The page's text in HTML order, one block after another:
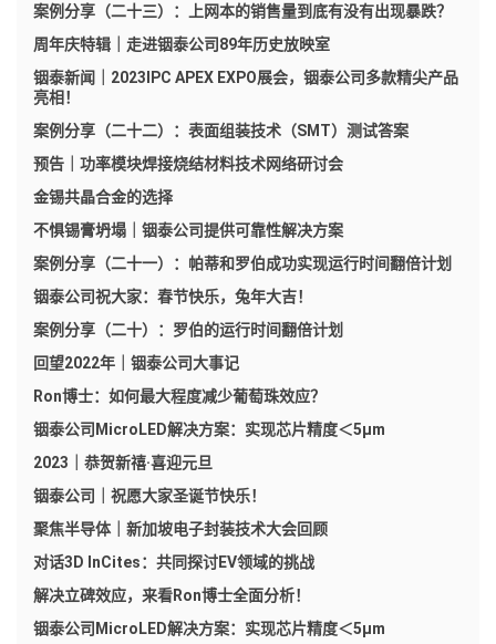
案例分享（二十三）：上网本的销售量到底有没有出现暴跌？
周年庆特辑｜走进铟泰公司89年历史放映室
铟泰新闻｜2023IPC APEX EXPO展会，铟泰公司多款精尖产品
亮相！
案例分享（二十二）：表面组装技术（SMT）测试答案
预告｜功率模块焊接烧结材料技术网络研讨会
金锡共晶合金的选择
不惧锡膏坍塌｜铟泰公司提供可靠性解决方案
案例分享（二十一）：帕蒂和罗伯成功实现运行时间翻倍计划
铟泰公司祝大家：春节快乐，兔年大吉！
案例分享（二十）：罗伯的运行时间翻倍计划
回望2022年｜铟泰公司大事记
Ron博士：如何最大程度减少葡萄珠效应？
铟泰公司MicroLED解决方案：实现芯片精度＜5μm
2023｜恭贺新禧·喜迎元旦
铟泰公司｜祝愿大家圣诞节快乐！
聚焦半导体｜新加坡电子封装技术大会回顾
对话3D InCites：共同探讨EV领域的挑战
解决立碑效应，来看Ron博士全面分析！
铟泰公司MicroLED解决方案：实现芯片精度＜5μm